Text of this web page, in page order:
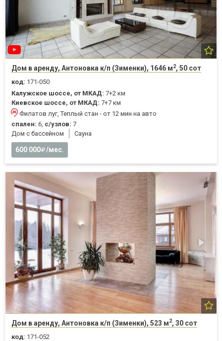
Дом в аренду, Антоновка к/п (Зименки), 1646 м2, 50 сот
код: 171-050
Калужское шоссе, от МКАД: 7+2 км
Киевское шоссе, от МКАД: 7+7 км
Филатов луг, Теплый стан - от 12 мин на авто
спален: 6, с/узлов: 7
Дом с бассейном
Cауна
600 000 /мес.
Дом в аренду, Антоновка к/п (Зименки), 523 м2, 30 сот
код: 171-052